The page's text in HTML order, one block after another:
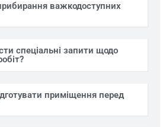
важкодоступних
спеціальні запити щодо
приміщення перед